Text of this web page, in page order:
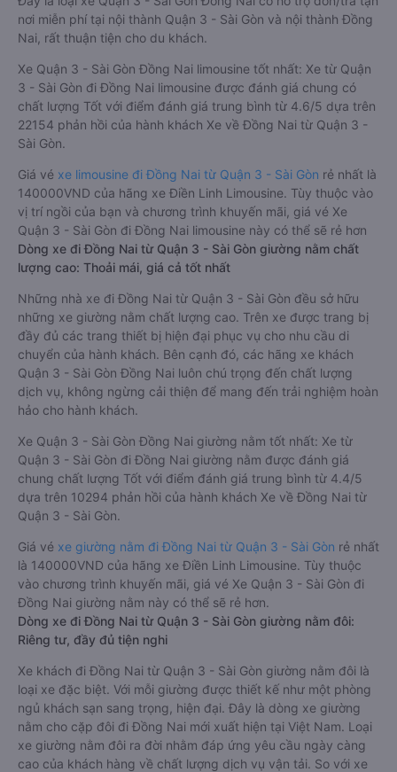
nơi miễn phí tại nội thành Quận 3 - Sài Gòn và nội thành Đồng
Nai, rất thuận tiện cho du khách.
Xe Quận 3 - Sài Gòn Đồng Nai limousine tốt nhất: Xe từ Quận
3 - Sài Gòn đi Đồng Nai limousine được đánh giá chung có
chất lượng Tốt với điểm đánh giá trung bình từ 4.6/5 dựa trên
22154 phản hồi của hành khách Xe về Đồng Nai từ Quận 3 -
Sài Gòn.
Giá vé xe limousine đi Đồng Nai từ Quận 3 - Sài Gòn rẻ nhất là
140000VND của hãng xe Điền Linh Limousine. Tùy thuộc vào
vị trí ngồi của bạn và chương trình khuyến mãi, giá vé Xe
Quận 3 - Sài Gòn đi Đồng Nai limousine này có thể sẽ rẻ hơn
Dòng xe đi Đồng Nai từ Quận 3 - Sài Gòn giường nằm chất
lượng cao: Thoải mái, giá cả tốt nhất
Những nhà xe đi Đồng Nai từ Quận 3 - Sài Gòn đều sở hữu
những xe giường nằm chất lượng cao. Trên xe được trang bị
đầy đủ các trang thiết bị hiện đại phục vụ cho nhu cầu di
chuyển của hành khách. Bên cạnh đó, các hãng xe khách
Quận 3 - Sài Gòn Đồng Nai luôn chú trọng đến chất lượng
dịch vụ, không ngừng cải thiện để mang đến trải nghiệm hoàn
hảo cho hành khách.
Xe Quận 3 - Sài Gòn Đồng Nai giường nằm tốt nhất: Xe từ
Quận 3 - Sài Gòn đi Đồng Nai giường nằm được đánh giá
chung chất lượng Tốt với điểm đánh giá trung bình từ 4.4/5
dựa trên 10294 phản hồi của hành khách Xe về Đồng Nai từ
Quận 3 - Sài Gòn.
Giá vé xe giường nằm đi Đồng Nai từ Quận 3 - Sài Gòn rẻ nhất
là 140000VND của hãng xe Điền Linh Limousine. Tùy thuộc
vào chương trình khuyến mãi, giá vé Xe Quận 3 - Sài Gòn đi
Đồng Nai giường nằm này có thể sẽ rẻ hơn.
Dòng xe đi Đồng Nai từ Quận 3 - Sài Gòn giường nằm đôi:
Riêng tư, đầy đủ tiện nghi
Xe khách đi Đồng Nai từ Quận 3 - Sài Gòn giường nằm đôi là
loại xe đặc biệt. Với mỗi giường được thiết kế như một phòng
ngủ khách sạn sang trọng, hiện đại. Đây là dòng xe giường
nằm cho cặp đôi đi Đồng Nai mới xuất hiện tại Việt Nam. Loại
xe giường nằm đôi ra đời nhằm đáp ứng yêu cầu ngày càng
cao của khách hàng về chất lượng dịch vụ vận tải. So với xe